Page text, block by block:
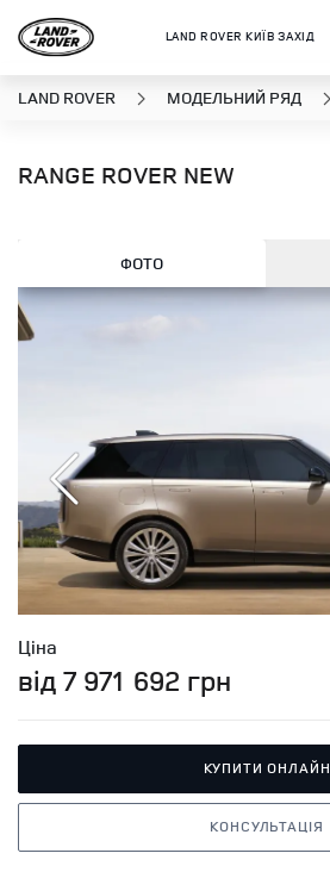
LAND ROVER КИЇВ ЗАХІД
LAND ROVER МОДЕЛЬНИЙ РЯД
RANGE ROVER NEW
ФОТО
Ціна
від 7 971 692 грн
КУПИТИ ОНЛАЙН
КОНСУЛЬТАЦІЯ